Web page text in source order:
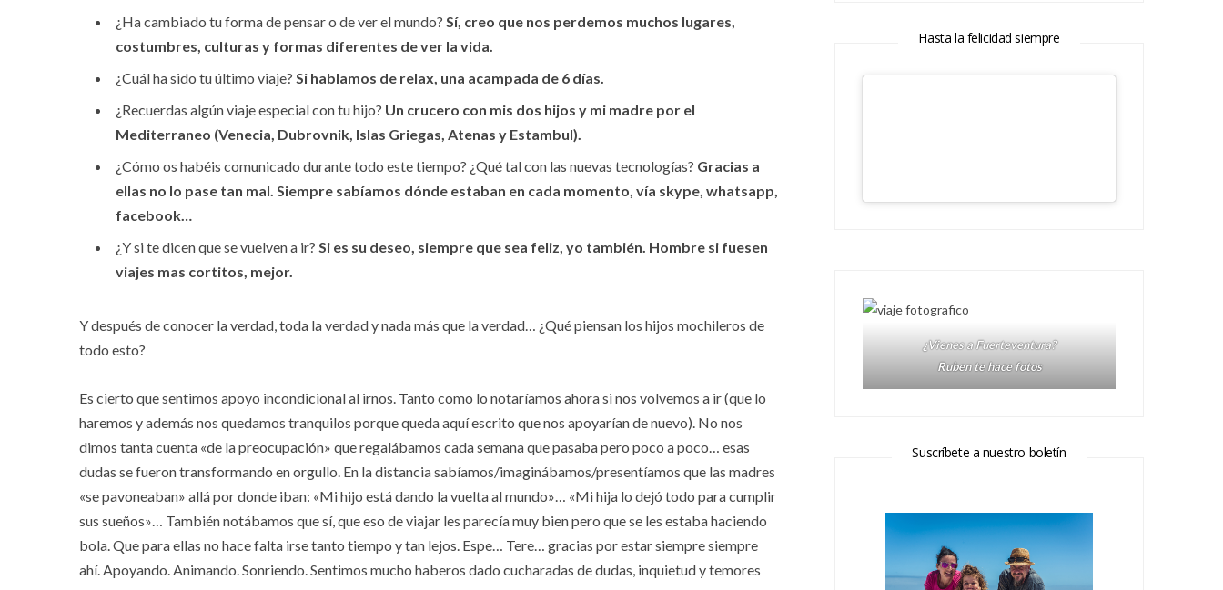
¿Ha cambiado tu forma de pensar o de ver el mundo? Sí, creo que nos perdemos muchos lugares,
costumbres, culturas y formas diferentes de ver la vida.
¿Cuál ha sido tu último viaje? Si hablamos de relax, una acampada de 6 días.
¿Recuerdas algún viaje especial con tu hijo? Un crucero con mis dos hijos y mi madre por el
Mediterraneo (Venecia, Dubrovnik, Islas Griegas, Atenas y Estambul).
¿Cómo os habéis comunicado durante todo este tiempo? ¿Qué tal con las nuevas tecnologías? Gracias a
ellas no lo pase tan mal. Siempre sabíamos dónde estaban en cada momento, vía skype, whatsapp,
facebook…
¿Y si te dicen que se vuelven a ir? Si es su deseo, siempre que sea feliz, yo también. Hombre si fuesen
viajes mas cortitos, mejor.
Y después de conocer la verdad, toda la verdad y nada más que la verdad… ¿Qué piensan los hijos mochileros de
todo esto?
Es cierto que sentimos apoyo incondicional al irnos. Tanto como lo notaríamos ahora si nos volvemos a ir (que lo
haremos y además nos quedamos tranquilos porque queda aquí escrito que nos apoyarían de nuevo). No nos
dimos tanta cuenta «de la preocupación» que regalábamos cada semana que pasaba pero poco a poco… esas
dudas se fueron transformando en orgullo. En la distancia sabíamos/imaginábamos/presentíamos que las madres
«se pavoneaban» allá por donde iban: «Mi hijo está dando la vuelta al mundo»… «Mi hija lo dejó todo para cumplir
sus sueños»… También notábamos que sí, que eso de viajar les parecía muy bien pero que se les estaba haciendo
bola. Que para ellas no hace falta irse tanto tiempo y tan lejos. Espe… Tere… gracias por estar siempre siempre
ahí. Apoyando. Animando. Sonriendo. Sentimos mucho haberos dado cucharadas de dudas, inquietud y temores
Hasta la felicidad siempre
¿Vienes a Fuerteventura?
Ruben te hace fotos
Suscríbete a nuestro boletín